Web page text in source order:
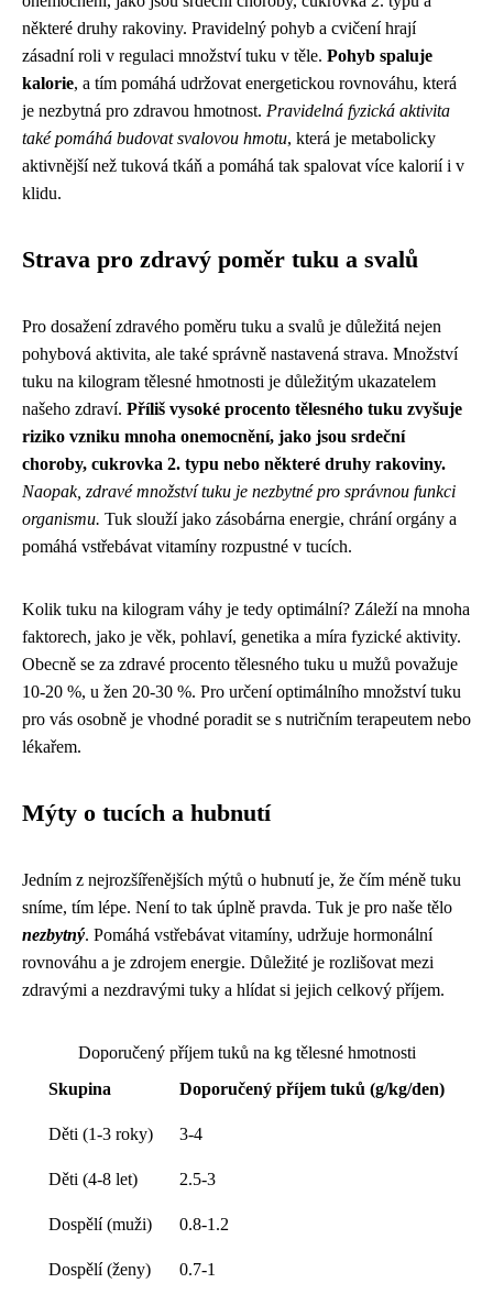
některé druhy rakoviny. Pravidelný pohyb a cvičení hrají
zásadní roli v regulaci množství tuku v těle. Pohyb spaluje
kalorie, a tím pomáhá udržovat energetickou rovnováhu, která
je nezbytná pro zdravou hmotnost. Pravidelná fyzická aktivita
také pomáhá budovat svalovou hmotu, která je metabolicky
aktivnější než tuková tkáň a pomáhá tak spalovat více kalorií i v
klidu.
Strava pro zdravý poměr tuku a svalů
Pro dosažení zdravého poměru tuku a svalů je důležitá nejen
pohybová aktivita, ale také správně nastavená strava. Množství
tuku na kilogram tělesné hmotnosti je důležitým ukazatelem
našeho zdraví. Příliš vysoké procento tělesného tuku zvyšuje
riziko vzniku mnoha onemocnění, jako jsou srdeční
choroby, cukrovka 2. typu nebo některé druhy rakoviny.
Naopak, zdravé množství tuku je nezbytné pro správnou funkci
organismu. Tuk slouží jako zásobárna energie, chrání orgány a
pomáhá vstřebávat vitamíny rozpustné v tucích.
Kolik tuku na kilogram váhy je tedy optimální? Záleží na mnoha
faktorech, jako je věk, pohlaví, genetika a míra fyzické aktivity.
Obecně se za zdravé procento tělesného tuku u mužů považuje
10-20 %, u žen 20-30 %. Pro určení optimálního množství tuku
pro vás osobně je vhodné poradit se s nutričním terapeutem nebo
lékařem.
Mýty o tucích a hubnutí
Jedním z nejrozšířenějších mýtů o hubnutí je, že čím méně tuku
sníme, tím lépe. Není to tak úplně pravda. Tuk je pro naše tělo
nezbytný. Pomáhá vstřebávat vitamíny, udržuje hormonální
rovnováhu a je zdrojem energie. Důležité je rozlišovat mezi
zdravými a nezdravými tuky a hlídat si jejich celkový příjem.
Doporučený příjem tuků na kg tělesné hmotnosti
Skupina
Doporučený příjem tuků (g/kg/den)
Děti (1-3 roky) 3-4
Děti (4-8 let) 2.5-3
Dospělí (muži) 0.8-1.2
Dospělí (ženy) 0.7-1